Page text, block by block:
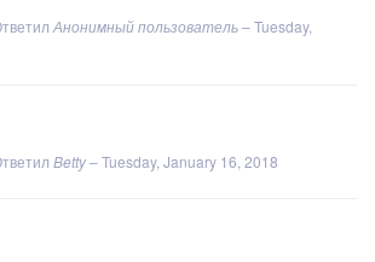
Анонимный пользователь–Tuesday,
Betty–Tuesday, January 16, 2018